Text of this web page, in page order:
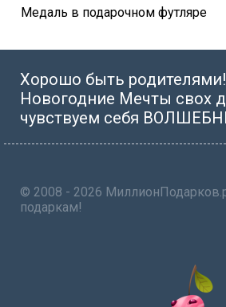
Медаль в подарочном футляре
Хорошо быть
Новогодние Мечты свох
чувствуем себя
© 2008 - 2026
подаркам!